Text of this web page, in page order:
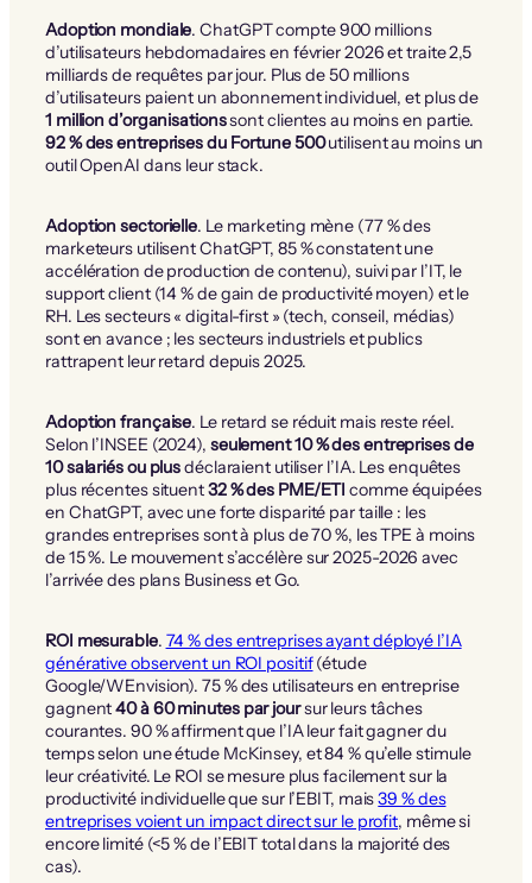
Adoption mondiale. ChatGPT compte 900 millions
d’utilisateurs hebdomadaires en février 2026 et traite 2,5
milliards de requêtes par jour. Plus de 50 millions
d’utilisateurs paient un abonnement individuel, et plus de
1 million d’organisationssont clientes au moins en partie.
92 % des entreprises du Fortune 500utilisent au moins un
outil OpenAI dans leur stack.
Adoption sectorielle. Le marketing mène (77 % des
marketeurs utilisent ChatGPT, 85 % constatent une
accélération de production de contenu), suivi par l’IT, le
support client (14 % de gain de productivité moyen) et le
RH. Les secteurs « digital-first » (tech, conseil, médias)
sont en avance ; les secteurs industriels et publics
rattrapent leur retard depuis 2025.
Adoption française. Le retard se réduit mais reste réel.
Selon l’INSEE (2024), seulement 10 % des entreprises de
10 salariés ou plusdéclaraient utiliser l’IA. Les enquêtes
plus récentes situent32 % des PME/ETI comme équipées
en ChatGPT, avec une forte disparité par taille : les
grandes entreprises sont à plus de 70 %, les TPE à moins
de 15 %. Le mouvement s’accélère sur 2025-2026 avec
l’arrivée des plans Business et Go.
ROI mesurable. 74 % des entreprises ayant déployé l’IA
générative observent un ROI positif(étude
Google/WEnvision). 75 % des utilisateurs en entreprise
gagnent40 à 60 minutes par joursur leurs tâches
courantes. 90 % affirment que l’IA leur fait gagner du
temps selon une étude McKinsey, et 84 % qu’elle stimule
leur créativité. Le ROI se mesure plus facilement sur la
productivité individuelle que sur l’EBIT, mais39 % des
entreprises voient un impact direct sur le profit, même si
encore limité (<5 % de l’EBIT total dans la majorité des
cas).